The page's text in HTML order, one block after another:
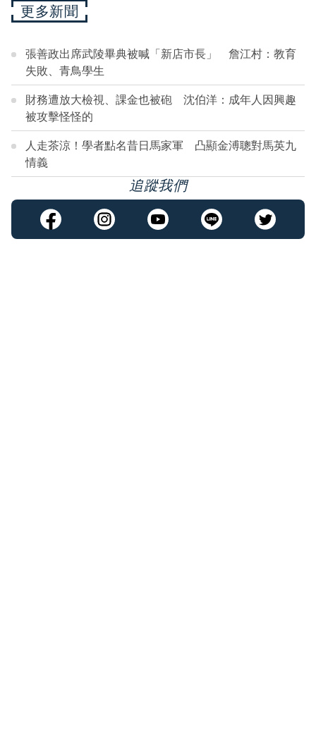
更多新聞
張善政出席武陵畢典被喊「新店市長」 詹江村：教育
失敗、青鳥學生
財務遭放大檢視、課金也被砲 沈伯洋：成年人因興趣
被攻擊怪怪的
人走茶涼！學者點名昔日馬家軍 凸顯金溥聰對馬英九
情義
追蹤我們